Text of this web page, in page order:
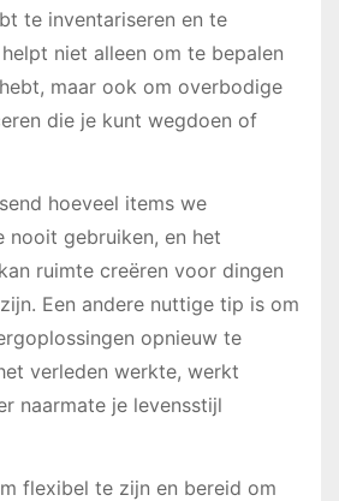
te inventariseren en te
niet alleen om te bepalen
maar ook om overbodige
die je kunt wegdoen of
hoeveel items we
nooit gebruiken, en het
ruimte creëren voor dingen
Een andere nuttige tip is om
opnieuw te
verleden werkte, werkt
naarmate je levensstijl
flexibel te zijn en bereid om